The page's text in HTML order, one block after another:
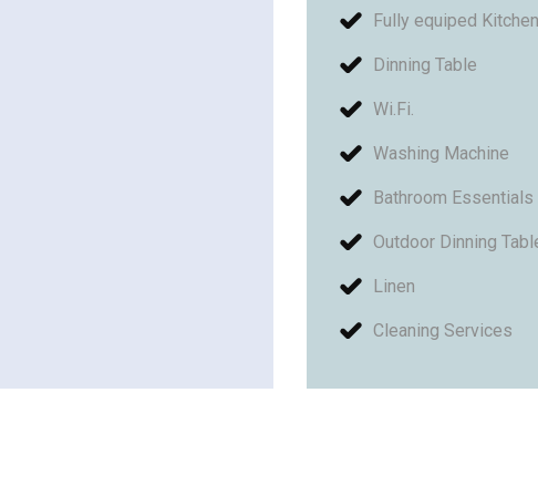
Fully equiped Kitchen
Dinning Table
Wi.Fi.
Washing Machine
Bathroom Essentials
Outdoor Dinning
Linen
Cleaning Services